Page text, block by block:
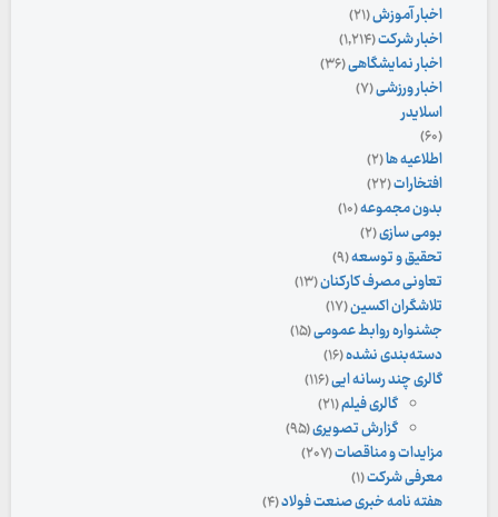
اخبار آموزش(۲۱)
اخبار شرکت(۱,۲۱۴)
اخبار نمایشگاهی(۳۶)
اخبار ورزشی(۷)
اسلایدر
(۶۰)
اطلاعیه ها(۲)
افتخارات(۲۲)
بدون مجموعه(۱۰)
بومی سازی(۲)
تحقیق و توسعه(۹)
تعاونی مصرف کارکنان(۱۳)
تلاشگران اکسین(۱۷)
جشنواره روابط عمومی(۱۵)
دسته‌بندی نشده(۱۶)
گالری چند رسانه ایی(۱۱۶)
گالری فیلم(۲۱)
گزارش تصویری(۹۵)
مزایدات و مناقصات(۲۰۷)
معرفی شرکت(۱)
هفته نامه خبری صنعت فولاد(۴)